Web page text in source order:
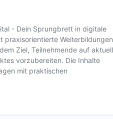
- Dein Sprungbrett in digitale
praxisorientierte Weiterbildungen
Ziel, Teilnehmende auf
vorzubereiten. Die Inhalte
mit praktischen